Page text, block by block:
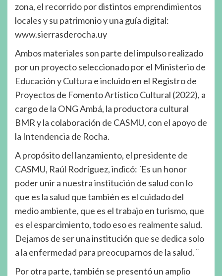
zona, el recorrido por distintos emprendimientos
locales y su patrimonio y una guía digital:
www.sierrasderocha.uy
Ambos materiales son parte del impulso realizado
por un proyecto seleccionado por el Ministerio de
Educación y Cultura e incluido en el Registro de
Proyectos de Fomento Artístico Cultural (2022), a
cargo de la ONG Ambá, la productora cultural
BMR y la colaboración de CASMU, con el apoyo de
la Intendencia de Rocha.
A propósito del lanzamiento, el presidente de
CASMU, Raúl Rodríguez, indicó: ̈Es un honor
poder unir a nuestra institución de salud con lo
que es la salud que también es el cuidado del
medio ambiente, que es el trabajo en turismo, que
es el esparcimiento, todo eso es realmente salud.
Dejamos de ser una institución que se dedica solo
a la enfermedad para preocuparnos de la salud. ̈
Por otra parte, también se presentó un amplio